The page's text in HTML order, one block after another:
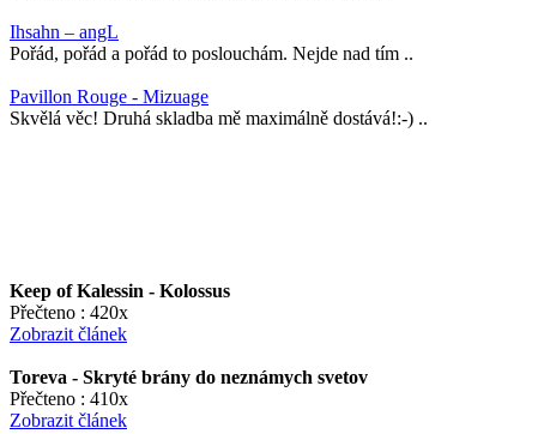
Ihsahn – angL
Pořád, pořád a pořád to poslouchám. Nejde nad tím ..
Pavillon Rouge - Mizuage
Skvělá věc! Druhá skladba mě maximálně dostává!:-) ..
Keep of Kalessin - Kolossus
Přečteno : 420x
Zobrazit článek
Toreva - Skryté brány do neznámych svetov
Přečteno : 410x
Zobrazit článek